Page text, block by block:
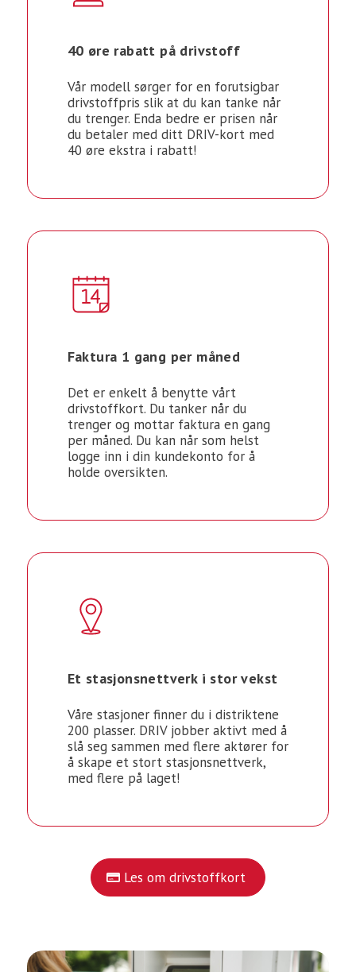
40 øre rabatt på drivstoff
Vår modell sørger for en forutsigbar
drivstoffpris slik at du kan tanke når
du trenger. Enda bedre er prisen når
du betaler med ditt DRIV-kort med
40 øre ekstra i rabatt!
Faktura 1 gang per måned
Det er enkelt å benytte vårt
drivstoffkort. Du tanker når du
trenger og mottar faktura en gang
per måned. Du kan når som helst
logge inn i din kundekonto for å
holde oversikten.
Et stasjonsnettverk i stor vekst
Våre stasjoner finner du i distriktene
200 plasser. DRIV jobber aktivt med å
slå seg sammen med flere aktører for
å skape et stort stasjonsnettverk,
med flere på laget!
Les om drivstoffkort